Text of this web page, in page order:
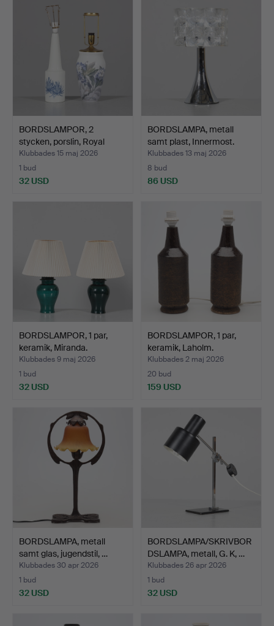
BORDSLAMPOR, 2
stycken, porslin, Royal
Cop…
Klubbades 15 maj 2026
1 bud
32 USD
BORDSLAMPA, metall
samt plast, Innermost.
Klubbades 13 maj 2026
8 bud
86 USD
BORDSLAMPOR, 1 par,
keramik, Miranda.
Klubbades 9 maj 2026
1 bud
32 USD
BORDSLAMPOR, 1 par,
keramik, Laholm.
Klubbades 2 maj 2026
20 bud
159 USD
BORDSLAMPA, metall
samt glas, jugendstil, …
Klubbades 30 apr 2026
1 bud
32 USD
BORDSLAMPA/SKRIVBOR
DSLAMPA, metall, G. K, …
Klubbades 26 apr 2026
1 bud
32 USD